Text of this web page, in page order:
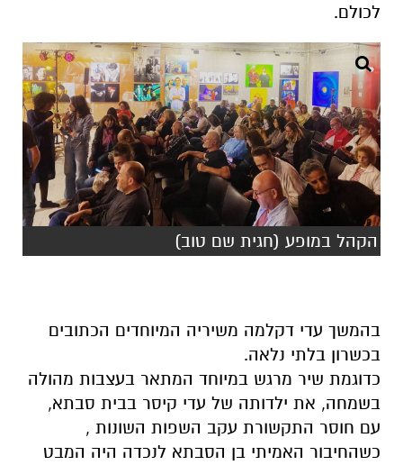
לכולם.
הקהל במופע (חגית שם טוב)
בהמשך עדי דקלמה משיריה המיוחדים הכתובים
בכשרון בלתי נלאה.
כדוגמת שיר מרגש במיוחד המתאר בעצבות מהולה
בשמחה, את ילדותה של עדי קיסר בבית סבתא,
עם חוסר התקשורת עקב השפות השונות ,
כשהחיבור האמיתי בן הסבתא לנכדה היה המבט